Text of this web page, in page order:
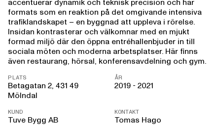
accentuerar dynamik och teknisk precision och har
formats som en reaktion på det omgivande intensiva
trafiklandskapet – en byggnad att uppleva i rörelse.
Insidan kontrasterar och välkomnar med en mjukt
formad miljö där den öppna entréhallenbjuder in till
sociala möten och moderna arbetsplatser. Här finns
även restaurang, hörsal, konferensavdelning och gym.
ÅR
2019 - 2021
PLATS
Betagatan 2, 431 49
Mölndal
KUND
Tuve Bygg AB
KONTAKT
Tomas Hago